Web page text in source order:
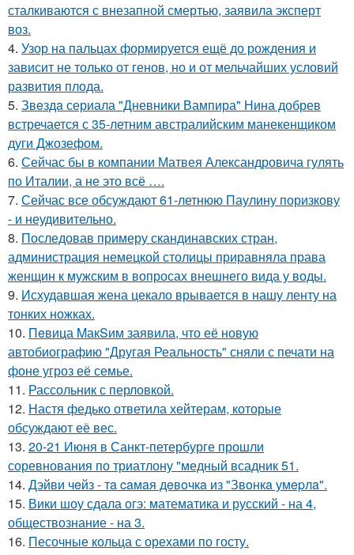
сталкиваются с внезапной смертью, заявила эксперт
воз.
4. Узор на пальцах формируется ещё до рождения и
зависит не только от генов, но и от мельчайших условий
развития плода.
5. Звeздa сериала "Дневники Вампира" Нина добрев
встречается с 35-летним австралийским манекенщиком
дуги Джозефом.
6. Сейчас бы в компании Матвея Александровича гулять
по Италии, а не это всё ….
7. Сейчас все обсуждают 61-летнюю Паулину поризкову
- и неудивительно.
8. Последовав примеру скандинавских стран,
администрация немецкой столицы приравняла права
женщин к мужским в вопросах внешнего вида у воды.
9. Исхудавшая жена цекало врывается в нашу ленту на
тонких ножках.
10. Пeвица MакSим заявила, что её новую
автобиографию "Другая Реальность" сняли с печати на
фоне угроз её семье.
11. Рассольник с перловкой.
12. Настя федько ответила хейтерам, которые
обсуждают её вес.
13. 20-21 Июня в Санкт-петербурге прошли
соревнования по триатлону "медный всадник 51.
14. Дэйви чeйз - тa caмaя дeвoчкa из "Звoнкa умepлa".
15. Вики шоу сдала огэ: математика и русский - на 4,
обществознание - на 3.
16. Песочные кольца с орехами по госту.